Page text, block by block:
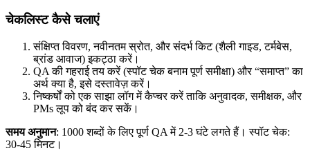
चेकलिस्ट कैसे चलाएं
संक्षिप्त विवरण, नवीनतम स्रोत, और संदर्भ किट (शैली गाइड, टर्मबेस,
ब्रांड आवाज) इकट्ठा करें।
QA की गहराई तय करें (स्पॉट चेक बनाम पूर्ण समीक्षा) और “समाप्त” का
अर्थ क्या है, इसे दस्तावेज़ करें।
निष्कर्षों को एक साझा लॉग में कैप्चर करें ताकि अनुवादक, समीक्षक, और
PMs लूप को बंद कर सकें।
समय अनुमान: 1000 शब्दों के लिए पूर्ण QA में 2-3 घंटे लगते हैं। स्पॉट चेक:
30-45 मिनट।